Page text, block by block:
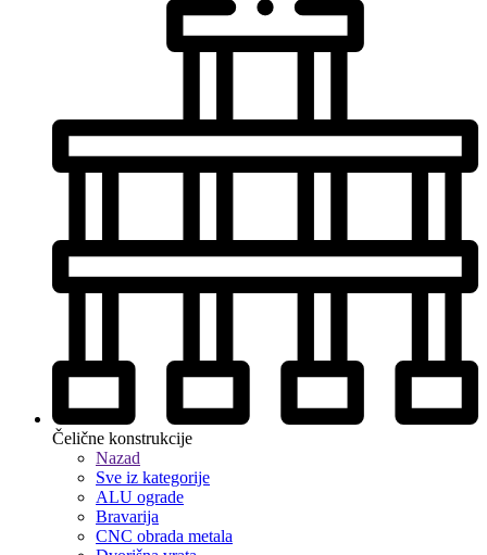
Čelične konstrukcije
Nazad
Sve iz kategorije
ALU ograde
Bravarija
CNC obrada metala